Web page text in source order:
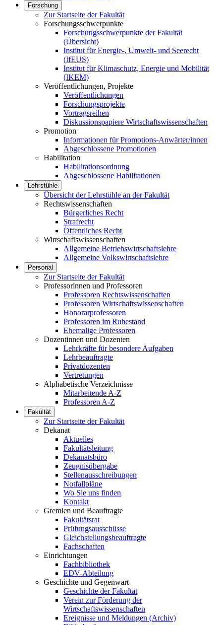
Forschung
Zur Startseite der Fakultät
Forschungsschwerpunkte
Forschungsschwerpunkte der Fakultät
(Übersicht)
Institut für Energie-, Umwelt- und Seerecht
(IfEUS)
Institut für Klimaschutz, Energie und Mobilität
(IKEM)
Veröffentlichungen, Projekte
Veröffentlichungen
Forschungsprojekte
Vortragsreihen
Diskussionspapiere Wirtschaftswissenschaften
Promotion
Informationen für Promotions-Anwärter/innen
Abgeschlossene Promotionen
Habilitation
Habilitationsordnung
Abgeschlossene Habilitationen
Lehrstühle
Übersicht der Lehrstühle an der Fakultät
Rechtswissenschaften
Bürgerliches Recht
Strafrecht
Öffentliches Recht
Wirtschaftswissenschaften
Allgemeine Betriebswirtschaftslehre
Allgemeine Volkswirtschaftslehre
Personal
Zur Startseite der Fakultät
Professorinnen und Professoren
Professoren Rechtswissenschaften
Professoren Wirtschaftswissenschaften
Honorarprofessoren
Professoren im Ruhestand
Ehemalige Professoren
Dozentinnen und Dozenten
Lehrkräfte für besondere Aufgaben
Lehrbeauftragte
Privatdozenten
Vertretungen
Alphabetische Verzeichnisse
Mitarbeitende A-Z
Professoren A-Z
Fakultät
Zur Startseite der Fakultät
Dekanat
Aktuelles
Fakultätsleitung
Dekanatsbüro
Zeugnisübergabe
Stellenausschreibungen
Notfallpläne
Wo Sie uns finden
Kontakt
Gremien und Beauftragte
Fakultätsrat
Prüfungsausschüsse
Gleichstellungsbeauftragte
Fachschaften
Einrichtungen
Fachbibliothek
EDV-Abteilung
Geschichte und Gegenwart
Geschichte der Fakultät
Verein zur Förderung der
Wirtschaftswissenschaften
Ereignisse und Meldungen (Archiv)